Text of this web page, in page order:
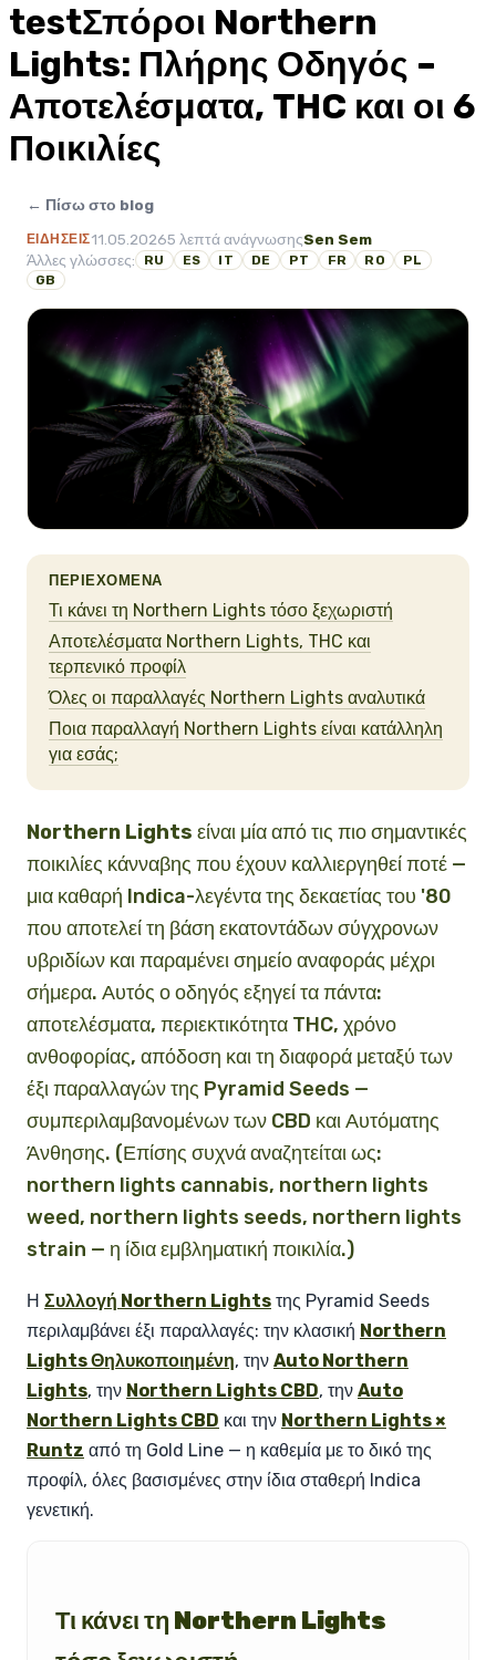
testΣπόροι Northern
Lights: Πλήρης Οδηγός –
Αποτελέσματα, THC και οι 6
Ποικιλίες
← Πίσω στο blog
ΕΙΔΉΣΕΙΣ11.05.20265 λεπτά ανάγνωσηςSen Sem
Άλλες γλώσσες:
RU ES IT DE PT FR RO
PL
GB
ΠΕΡΙΕΧΌΜΕΝΑ
Τι κάνει τη Northern Lights τόσο ξεχωριστή
Αποτελέσματα Northern Lights, THC και
τερπενικό προφίλ
Όλες οι παραλλαγές Northern Lights αναλυτικά
Ποια παραλλαγή Northern Lights είναι κατάλληλη
για εσάς;
Northern Lights είναι μία από τις πιο σημαντικές
ποικιλίες κάνναβης που έχουν καλλιεργηθεί ποτέ —
μια καθαρή Indica-λεγέντα της δεκαετίας του '80
που αποτελεί τη βάση εκατοντάδων σύγχρονων
υβριδίων και παραμένει σημείο αναφοράς μέχρι
σήμερα. Αυτός ο οδηγός εξηγεί τα πάντα:
αποτελέσματα, περιεκτικότητα THC, χρόνο
ανθοφορίας, απόδοση και τη διαφορά μεταξύ των
έξι παραλλαγών της Pyramid Seeds —
συμπεριλαμβανομένων των CBD και Αυτόματης
Άνθησης. (Επίσης συχνά αναζητείται ως:
northern lights cannabis, northern lights
weed, northern lights seeds, northern lights
strain — η ίδια εμβληματική ποικιλία.)
Η Συλλογή Northern Lights της Pyramid Seeds
περιλαμβάνει έξι παραλλαγές: την κλασική Northern
Lights Θηλυκοποιημένη, την Auto Northern
Lights, την Northern Lights CBD, την Auto
Northern Lights CBD και την Northern Lights ×
Runtz από τη Gold Line — η καθεμία με το δικό της
προφίλ, όλες βασισμένες στην ίδια σταθερή Indica
γενετική.
Τι κάνει τη Northern Lights